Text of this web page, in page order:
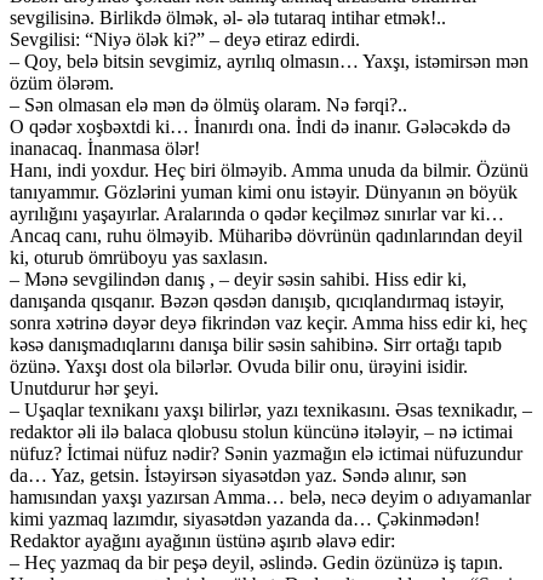
sevgilisinə. Birlikdə ölmək, əl- ələ tutaraq intihar etmək!..
Sevgilisi: “Niyə ölək ki?” – deyə etiraz edirdi.
– Qoy, belə bitsin sevgimiz, ayrılıq olmasın… Yaxşı, istəmirsən mən
özüm ölərəm.
– Sən olmasan elə mən də ölmüş olaram. Nə fərqi?..
O qədər xoşbəxtdi ki… İnanırdı ona. İndi də inanır. Gələcəkdə də
inanacaq. İnanmasa ölər!
Hanı, indi yoxdur. Heç biri ölməyib. Amma unuda da bilmir. Özünü
tanıyammır. Gözlərini yuman kimi onu istəyir. Dünyanın ən böyük
ayrılığını yaşayırlar. Aralarında o qədər keçilməz sınırlar var ki…
Ancaq canı, ruhu ölməyib. Müharibə dövrünün qadınlarından deyil
ki, oturub ömrüboyu yas saxlasın.
– Mənə sevgilindən danış , – deyir səsin sahibi. Hiss edir ki,
danışanda qısqanır. Bəzən qəsdən danışıb, qıcıqlandırmaq istəyir,
sonra xətrinə dəyər deyə fikrindən vaz keçir. Amma hiss edir ki, heç
kəsə danışmadıqlarını danışa bilir səsin sahibinə. Sirr ortağı tapıb
özünə. Yaxşı dost ola bilərlər. Ovuda bilir onu, ürəyini isidir.
Unutdurur hər şeyi.
– Uşaqlar texnikanı yaxşı bilirlər, yazı texnikasını. Əsas texnikadır, –
redaktor əli ilə balaca qlobusu stolun küncünə itələyir, – nə ictimai
nüfuz? İctimai nüfuz nədir? Sənin yazmağın elə ictimai nüfuzundur
da… Yaz, getsin. İstəyirsən siyasətdən yaz. Səndə alınır, sən
hamısından yaxşı yazırsan Amma… belə, necə deyim o adıyamanlar
kimi yazmaq lazımdır, siyasətdən yazanda da… Çəkinmədən!
Redaktor ayağını ayağının üstünə aşırıb əlavə edir:
– Heç yazmaq da bir peşə deyil, əslində. Gedin özünüzə iş tapın.